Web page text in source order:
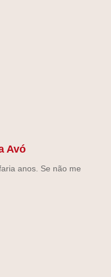
Avó
anos. Se não me